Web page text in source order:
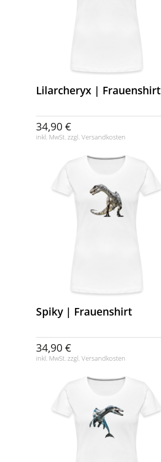
Lilarcheryx | Frauenshirt
34,90 €
inkl. MwSt. zzgl. Versandkosten
Spiky | Frauenshirt
34,90 €
inkl. MwSt. zzgl. Versandkosten